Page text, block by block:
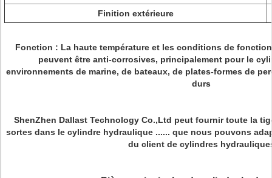
Finition extérieure
Fonction : La haute température et les conditions de
peuvent être anti-corrosives, principalement pour le
environnements de marine, de bateaux, de plates-formes de
durs
ShenZhen Dallast Technology Co.,Ltd peut fournir toute la
sortes dans le cylindre hydraulique ...... que nous pouvons
du client de cylindres